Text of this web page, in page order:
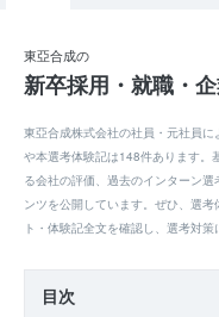
東亞合成の
新卒採用・就職・
東亞合成株式会社の社員・元社員
や本選考体験記は148件あります。
る会社の評価、過去のインターン
ンツを公開しています。ぜひ、選
ト・体験記全文を確認し、選考対策
目次